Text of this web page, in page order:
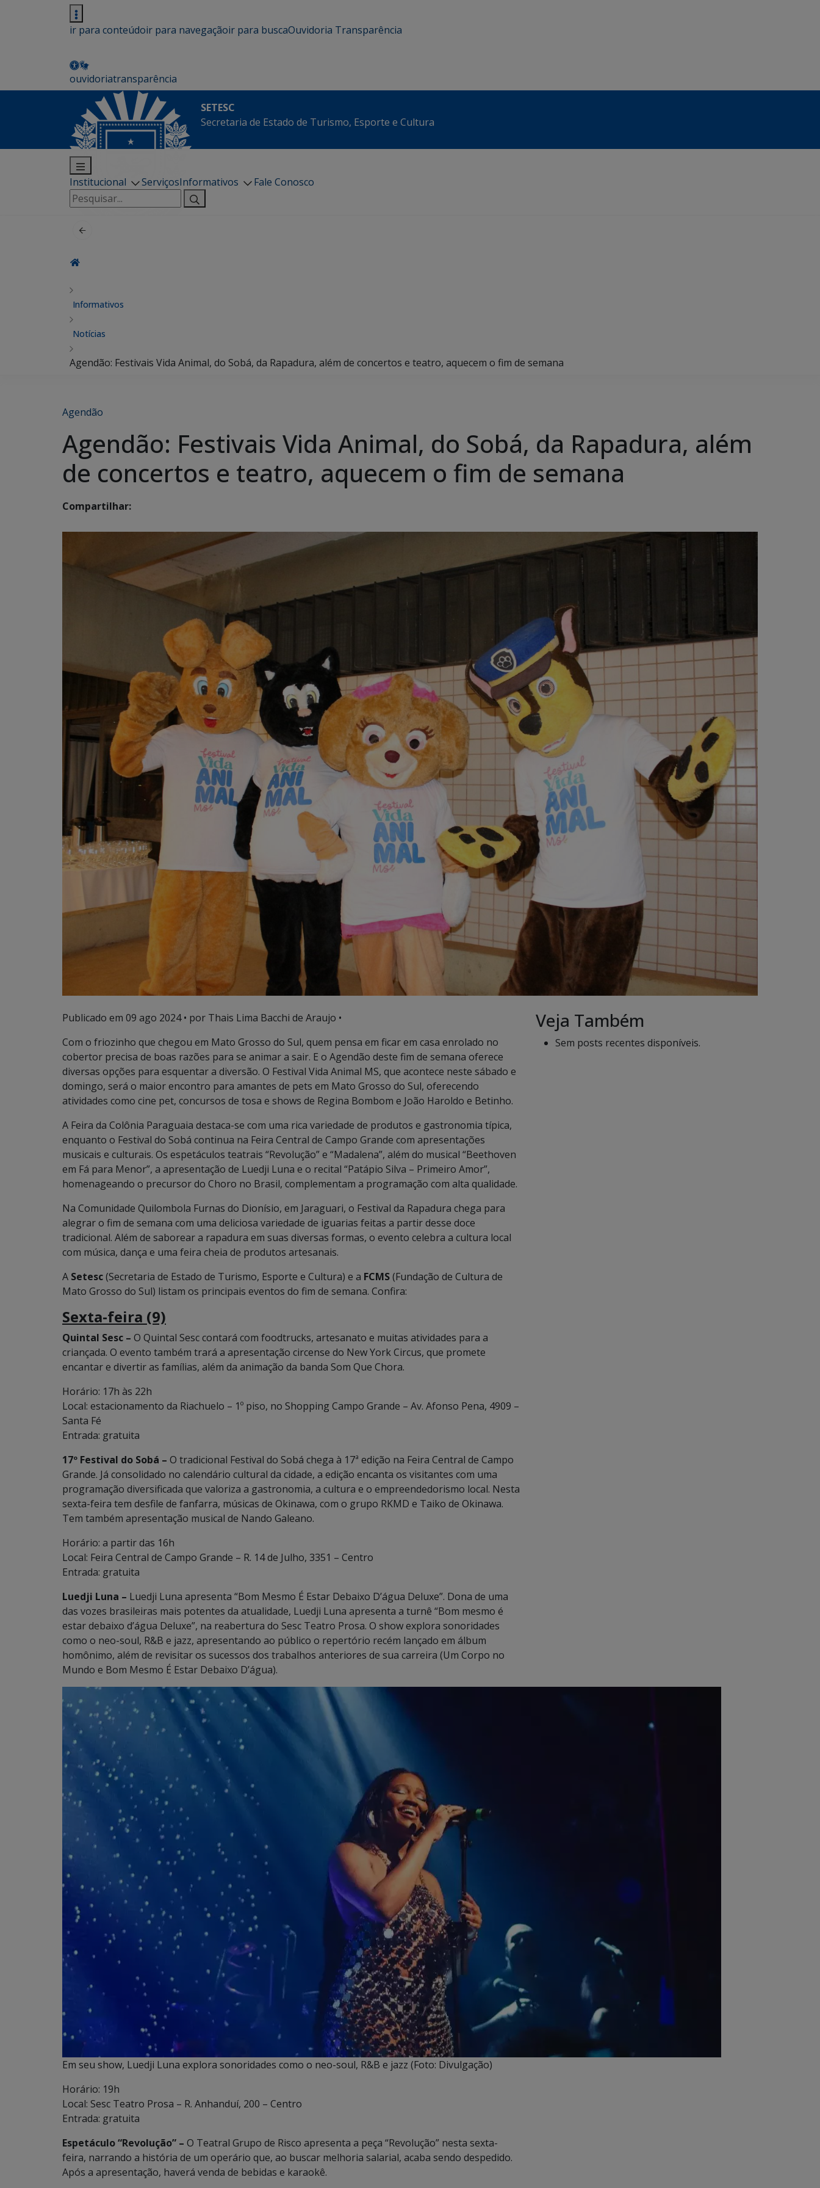
ir para conteúdoir para navegaçãoir para buscaOuvidoria Transparência
ouvidoriatransparência
SETESC
Secretaria de Estado de Turismo, Esporte e Cultura
Institucional ServiçosInformativos
Fale Conosco
Pesquisar
por:
Informativos
Notícias
Agendão: Festivais Vida Animal, do Sobá, da Rapadura, além de concertos e teatro, aquecem o fim de semana
Agendão
Agendão: Festivais Vida Animal, do Sobá, da Rapadura, além
de concertos e teatro, aquecem o fim de semana
Compartilhar:
Publicado em 09 ago 2024• por Thais Lima Bacchi de Araujo •
Com o friozinho que chegou em Mato Grosso do Sul, quem pensa em ficar em casa enrolado no
cobertor precisa de boas razões para se animar a sair. E o Agendão deste fim de semana oferece
diversas opções para esquentar a diversão. O Festival Vida Animal MS, que acontece neste sábado e
domingo, será o maior encontro para amantes de pets em Mato Grosso do Sul, oferecendo
atividades como cine pet, concursos de tosa e shows de Regina Bombom e João Haroldo e Betinho.
A Feira da Colônia Paraguaia destaca-se com uma rica variedade de produtos e gastronomia típica,
enquanto o Festival do Sobá continua na Feira Central de Campo Grande com apresentações
musicais e culturais. Os espetáculos teatrais “Revolução” e “Madalena”, além do musical “Beethoven
em Fá para Menor”, a apresentação de Luedji Luna e o recital “Patápio Silva – Primeiro Amor”,
homenageando o precursor do Choro no Brasil, complementam a programação com alta qualidade.
Na Comunidade Quilombola Furnas do Dionísio, em Jaraguari, o Festival da Rapadura chega para
alegrar o fim de semana com uma deliciosa variedade de iguarias feitas a partir desse doce
tradicional. Além de saborear a rapadura em suas diversas formas, o evento celebra a cultura local
com música, dança e uma feira cheia de produtos artesanais.
A Setesc(Secretaria de Estado de Turismo, Esporte e Cultura) e a FCMS(Fundação de Cultura de
Mato Grosso do Sul) listam os principais eventos do fim de semana. Confira:
Sexta-feira (9)
Quintal Sesc – O Quintal Sesc contará com foodtrucks, artesanato e muitas atividades para a
criançada. O evento também trará a apresentação circense do New York Circus, que promete
encantar e divertir as famílias, além da animação da banda Som Que Chora.
Horário: 17h às 22h
Local: estacionamento da Riachuelo – 1º piso, no Shopping Campo Grande – Av. Afonso Pena, 4909 –
Santa Fé
Entrada: gratuita
17º Festival do Sobá – O tradicional Festival do Sobá chega à 17ª edição na Feira Central de Campo
Grande. Já consolidado no calendário cultural da cidade, a edição encanta os visitantes com uma
programação diversificada que valoriza a gastronomia, a cultura e o empreendedorismo local. Nesta
sexta-feira tem desfile de fanfarra, músicas de Okinawa, com o grupo RKMD e Taiko de Okinawa.
Tem também apresentação musical de Nando Galeano.
Horário: a partir das 16h
Local: Feira Central de Campo Grande – R. 14 de Julho, 3351 – Centro
Entrada: gratuita
Luedji Luna – Luedji Luna apresenta “Bom Mesmo É Estar Debaixo D’água Deluxe”. Dona de uma
das vozes brasileiras mais potentes da atualidade, Luedji Luna apresenta a turnê “Bom mesmo é
estar debaixo d’água Deluxe”, na reabertura do Sesc Teatro Prosa. O show explora sonoridades
como o neo-soul, R&B e jazz, apresentando ao público o repertório recém lançado em álbum
homônimo, além de revisitar os sucessos dos trabalhos anteriores de sua carreira (Um Corpo no
Mundo e Bom Mesmo É Estar Debaixo D’água).
Em seu show, Luedji Luna explora sonoridades como o neo-soul, R&B e jazz (Foto: Divulgação)
Horário: 19h
Local: Sesc Teatro Prosa – R. Anhanduí, 200 – Centro
Entrada: gratuita
Espetáculo “Revolução” – O Teatral Grupo de Risco apresenta a peça “Revolução” nesta sexta-
feira, narrando a história de um operário que, ao buscar melhoria salarial, acaba sendo despedido.
Após a apresentação, haverá venda de bebidas e karaokê.
Veja Também
Sem posts recentes disponíveis.